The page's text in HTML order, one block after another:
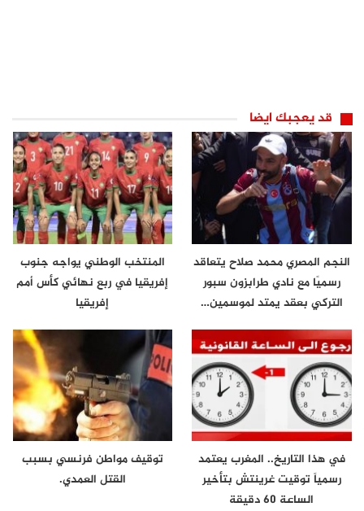
قد يعجبك ايضا
النجم المصري محمد صلاح يتعاقد
رسميًا مع نادي طرابزون سبور
التركي بعقد يمتد لموسمين…
المنتخب الوطني يواجه جنوب
إفريقيا في ربع نهائي كأس أمم
إفريقيا
في هذا التاريخ.. المغرب يعتمد
رسمياً توقيت غرينتش بتأخير
الساعة 60 دقيقة
توقيف مواطن فرنسي بسبب
القتل العمدي.